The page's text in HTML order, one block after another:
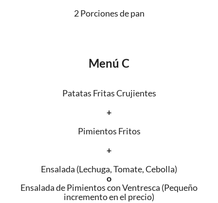
2 Porciones de pan
Menú C
Patatas Fritas Crujientes
+
Pimientos Fritos
+
Ensalada (Lechuga, Tomate, Cebolla)
o
Ensalada de Pimientos con Ventresca (Pequeño
incremento en el precio)